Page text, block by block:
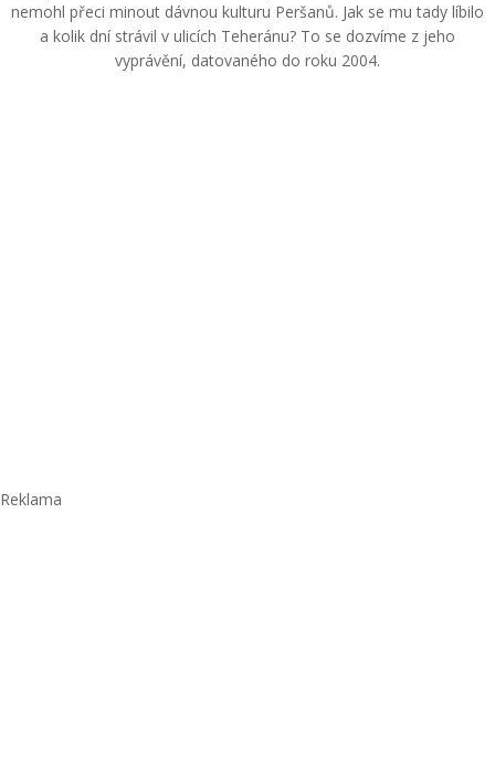
nemohl přeci minout dávnou kulturu Peršanů. Jak se mu tady líbilo
a kolik dní strávil v ulicích Teheránu? To se dozvíme z jeho
vyprávění, datovaného do roku 2004.
Reklama